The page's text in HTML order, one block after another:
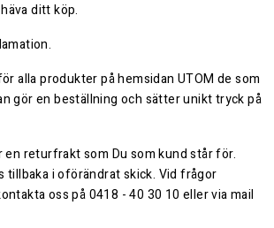
ditt köp.
alla produkter på hemsidan UTOM de som
gör en beställning och sätter unikt tryck på
returfrakt som Du som kund står för.
tillbaka i oförändrat skick. Vid frågor
oss på 0418 - 40 30 10 eller via mail